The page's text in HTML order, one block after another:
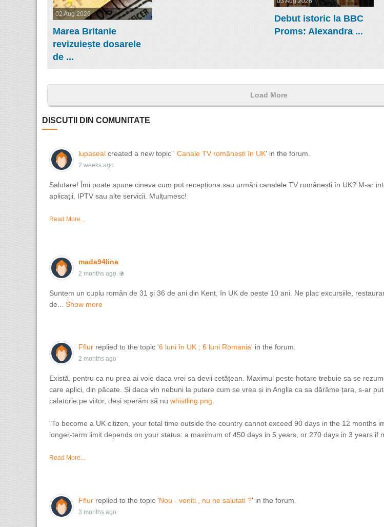
Debut istoric la BBC
Proms: Alexandra ...
02 Aug 2026
Marea Britanie
revizuiește dosarele
de ...
Load More
DISCUTII DIN COMUNITATE
lupasealcreated a new topic ' Canale TV românești în UK' in the forum.
2 weeks ago
Salutare! Îmi poate spune cineva cum pot recepționa sau urmări canalele TV românești în UK? M-ar
aplicații, IPTV sau alte servicii. Mulțumesc!
Read More...
mada94lina
2 months ago
Suntem un cuplu român de 31 și 36 de ani din Kent, în UK de peste 10 ani. Ne plac excursiile,
de... Show more
Fflurreplied to the topic '6 luni în UK ; 6 luni Romania' in the forum.
2 months ago
Există, pentru ca nu prea ai voie daca vrei sa devii cetățean. Maximul peste hotare trebuie sa se
care aplici, din păcate. Și daca vin nebuni la putere cum se vrea și in Anglia ca sa dărâme țara, s-ar
calatorie pe viitor, deși sperăm să nu whistling.png​​​​​​.
"To become a UK citizen, your total time outside the country cannot exceed 90 days in the 12 months
longer-term limit depends on your status: a maximum of 450 days in 5 years, or 270 days in 3 years if
Read More...
Fflurreplied to the topic 'Nou - veniti , nu ne salutati ?' in the forum.
3 months ago